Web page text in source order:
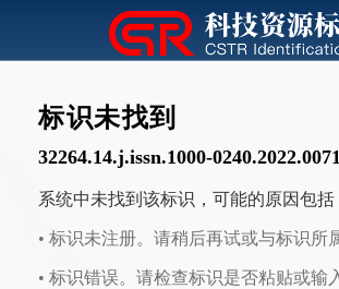
标识未找到
32264.14.j.issn.1000-0240.2022.0071
系统中未找到该标识，可能的原因包括
• 标识未注册。请稍后再试或与标识所
• 标识错误。请检查标识是否粘贴或输